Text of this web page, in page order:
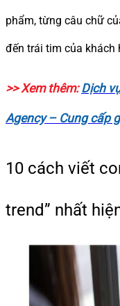
phẩm, từng câu chữ
đến trái tim của khách
>> Xem thêm: Dịch
Agency – Cung cấp
10 cách viết
trend” nhất